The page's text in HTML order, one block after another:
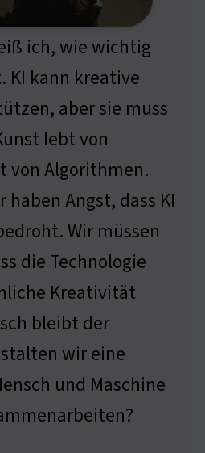
ich, wie wichtig
kann kreative
aber sie muss
lebt von
von Algorithmen.
haben Angst, dass KI
Wir müssen
die Technologie
Kreativität
bleibt der
wir eine
und Maschine